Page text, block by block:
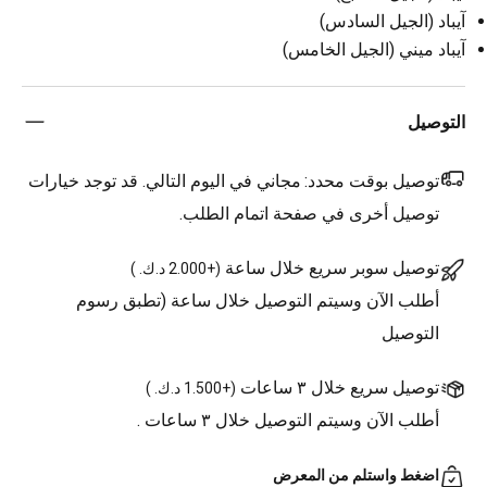
آيباد (الجيل السادس)
آيباد ميني (الجيل الخامس)
التوصيل
توصيل بوقت محدد: مجاني في اليوم التالي. قد توجد خيارات
توصيل أخرى في صفحة اتمام الطلب.
توصيل سوبر سريع خلال ساعة (+2.000 د.ك. )
أطلب الآن وسيتم التوصيل خلال ساعة (تطبق رسوم
التوصيل
توصيل سريع خلال ٣ ساعات (+1.500 د.ك. )
أطلب الآن وسيتم التوصيل خلال ٣ ساعات .
اضغط واستلم من المعرض